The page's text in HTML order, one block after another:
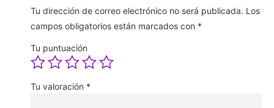
Tu dirección de correo electrónico no será publicada. Los
campos obligatorios están marcados con *
Tu puntuación
Tu valoración *